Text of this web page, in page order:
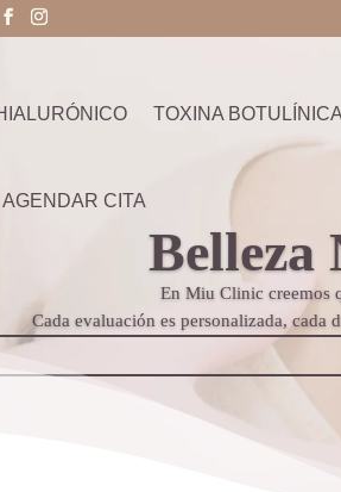
TOXINA BOTULÍNICA
AGENDAR CITA
Belleza
En Miu Clinic creemos
Cada evaluación es personalizada, cada